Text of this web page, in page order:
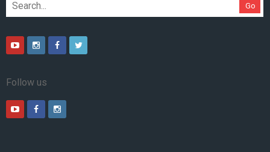
Go
Follow us